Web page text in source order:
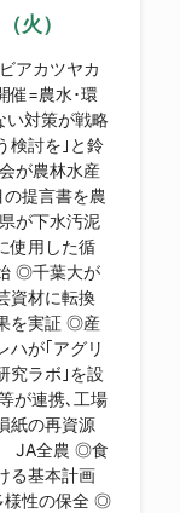
火）
アカツヤカ
催=農水･環
対策が戦略
検討を｣と鈴
が農林水産
提言書を農
が下水汚泥
使用した循
◎千葉大が
資材に転換
を実証 ◎産
ハが｢アグリ
究ラボ｣を設
が連携､工場
紙の再資源
JA全農 ◎食
る基本計画
性の保全 ◎